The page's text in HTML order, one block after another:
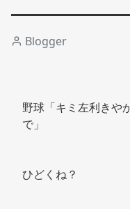
Blogger
野球「キミ左利きや
で」
ひどくね？